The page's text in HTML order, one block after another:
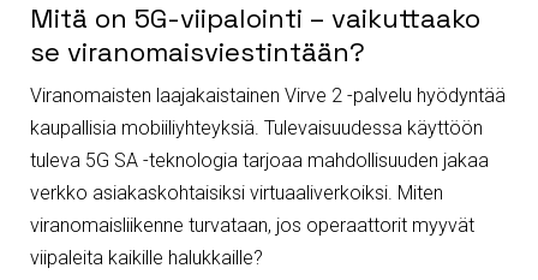
Mitä on 5G-viipalointi – vaikuttaako
se viranomaisviestintään?
Viranomaisten laajakaistainen Virve 2 -palvelu hyödyntää
kaupallisia mobiiliyhteyksiä. Tulevaisuudessa käyttöön
tuleva 5G SA -teknologia tarjoaa mahdollisuuden jakaa
verkko asiakaskohtaisiksi virtuaaliverkoiksi. Miten
viranomaisliikenne turvataan, jos operaattorit myyvät
viipaleita kaikille halukkaille?